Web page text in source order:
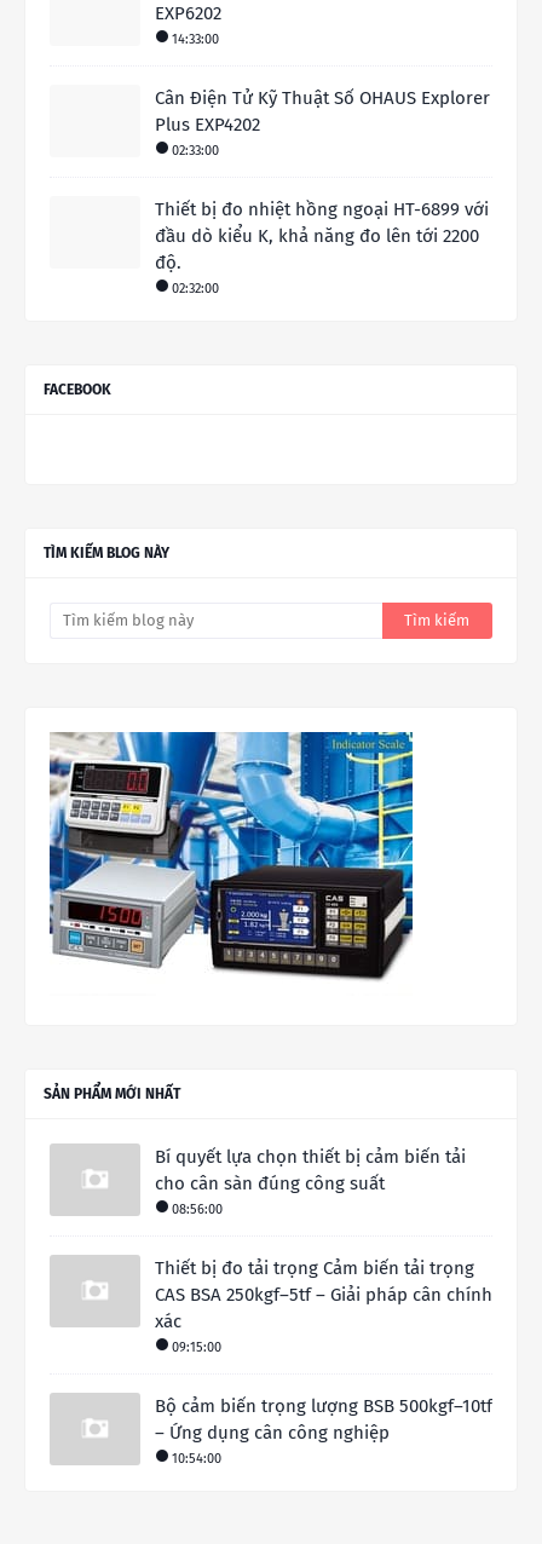
EXP6202
14:33:00
Cân Điện Tử Kỹ Thuật Số OHAUS Explorer
Plus EXP4202
02:33:00
Thiết bị đo nhiệt hồng ngoại HT-6899 với
đầu dò kiểu K, khả năng đo lên tới 2200
độ.
02:32:00
FACEBOOK
TÌM KIẾM BLOG NÀY
SẢN PHẨM MỚI NHẤT
Bí quyết lựa chọn thiết bị cảm biến tải
cho cân sàn đúng công suất
08:56:00
Thiết bị đo tải trọng Cảm biến tải trọng
CAS BSA 250kgf–5tf – Giải pháp cân chính
xác
09:15:00
Bộ cảm biến trọng lượng BSB 500kgf–10tf
– Ứng dụng cân công nghiệp
10:54:00